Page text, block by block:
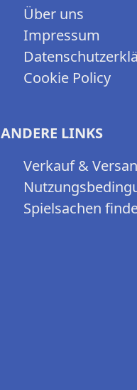
Über uns
Impressum
Cookie Policy
ANDERE LINKS
Verkauf &
Spielsachen